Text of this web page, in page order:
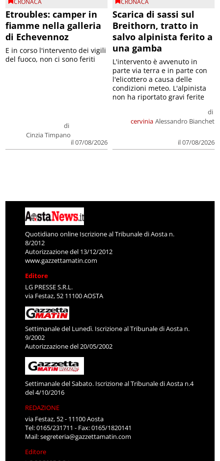
CRONACA
Etroubles: camper in
fiamme nella galleria
di Echevennoz
di
Cinzia Timpano
il 07/08/2026
E in corso l'intervento dei vigili
del fuoco, non ci sono feriti
CRONACA
Scarica di sassi sul
Breithorn, tratto in
salvo alpinista ferito a
una gamba
cervinia
di
Alessandro Bianchet
il 07/08/2026
L'intervento è avvenuto in
parte via terra e in parte con
l'elicottero a causa delle
condizioni meteo. L'alpinista
non ha riportato gravi ferite
Quotidiano online Iscrizione al Tribunale di Aosta n.
8/2012
Autorizzazione del 13/12/2012
www.gazzettamatin.com
Editore
LG PRESSE S.R.L.
via Festaz, 52 11100 AOSTA
Settimanale del Lunedì. Iscrizione al Tribunale di Aosta n.
9/2002
Autorizzazione del 20/05/2002
Settimanale del Sabato. Iscrizione al Tribunale di Aosta n.4
del 4/10/2016
REDAZIONE
via Festaz, 52 - 11100 Aosta
Tel: 0165/231711 - Fax: 0165/1820141
Mail:segreteria@gazzettamatin.com
Editore